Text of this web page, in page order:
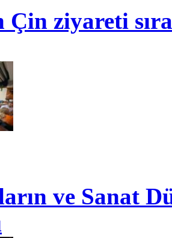
Çin ziyareti
ve Sanat